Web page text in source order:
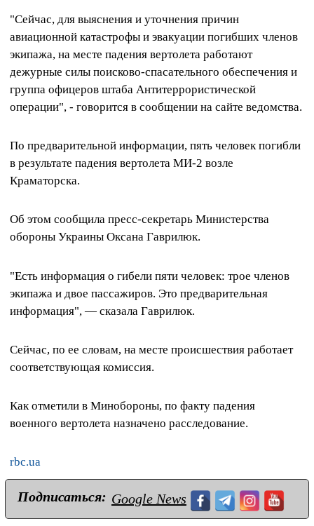
"Сейчас, для выяснения и уточнения причин
авиационной катастрофы и эвакуации погибших членов
экипажа, на месте падения вертолета работают
дежурные силы поисково-спасательного обеспечения и
группа офицеров штаба Антитеррористической
операции", - говорится в сообщении на сайте ведомства.
По предварительной информации, пять человек погибли
в результате падения вертолета МИ-2 возле
Краматорска.
Об этом сообщила пресс-секретарь Министерства
обороны Украины Оксана Гаврилюк.
"Есть информация о гибели пяти человек: трое членов
экипажа и двое пассажиров. Это предварительная
информация", — сказала Гаврилюк.
Сейчас, по ее словам, на месте происшествия работает
соответствующая комиссия.
Как отметили в Минобороны, по факту падения
военного вертолета назначено расследование.
rbc.ua
Подписаться: Google News